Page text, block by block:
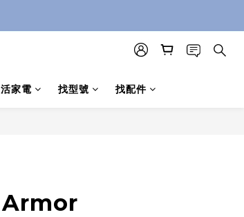
家電 找型號 找配件
Armor